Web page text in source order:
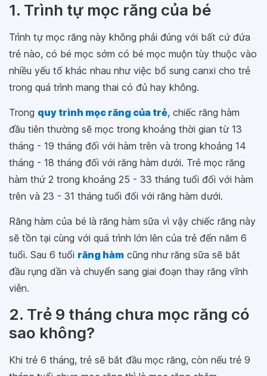
1. Trình tự mọc răng của bé
Trình tự mọc răng này không phải đúng với bất cứ đứa
trẻ nào, có bé mọc sớm có bé mọc muộn tùy thuộc vào
nhiều yếu tố khác nhau như việc bổ sung canxi cho trẻ
trong quá trình mang thai có đủ hay không.
Trong quy trình mọc răng của trẻ, chiếc răng hàm
đầu tiên thường sẽ mọc trong khoảng thời gian từ 13
tháng - 19 tháng đối với hàm trên và trong khoảng 14
tháng - 18 tháng đối với răng hàm dưới. Trẻ mọc răng
hàm thứ 2 trong khoảng 25 - 33 tháng tuổi đối với hàm
trên và 23 - 31 tháng tuổi đối với răng hàm dưới.
Răng hàm của bé là răng hàm sữa vì vậy chiếc răng này
sẽ tồn tại cùng với quá trình lớn lên của trẻ đến năm 6
tuổi. Sau 6 tuổi răng hàm cũng như răng sữa sẽ bắt
đầu rụng dần và chuyển sang giai đoạn thay răng vĩnh
viễn.
2. Trẻ 9 tháng chưa mọc răng có
sao không?
Khi trẻ 6 tháng, trẻ sẽ bắt đầu mọc răng, còn nếu trẻ 9